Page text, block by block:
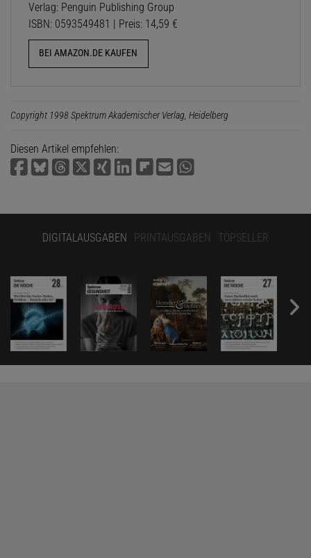
Verlag: Penguin Publishing Group
ISBN: 0593549481 | Preis: 14,59 €
BEI AMAZON.DE KAUFEN
Copyright 1998 Spektrum Akademischer Verlag, Heidelberg
Diesen Artikel empfehlen:
DIGITALAUSGABEN PRINTAUSGABEN TOPSELLER